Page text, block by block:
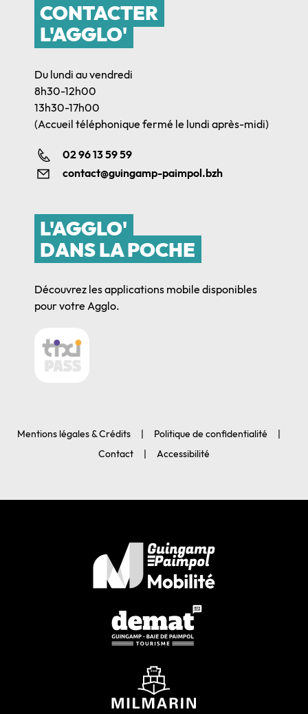
CONTACTER
L'AGGLO'
Du lundi au vendredi
8h30-12h00
13h30-17h00
(Accueil téléphonique fermé le lundi après-midi)
02 96 13 59 59
contact@guingamp-paimpol.bzh
L'AGGLO'
DANS LA POCHE
Découvrez les applications mobile disponibles
pour votre Agglo.
Mentions légales & Crédits
Politique de confidentialité
Contact
Accessibilité